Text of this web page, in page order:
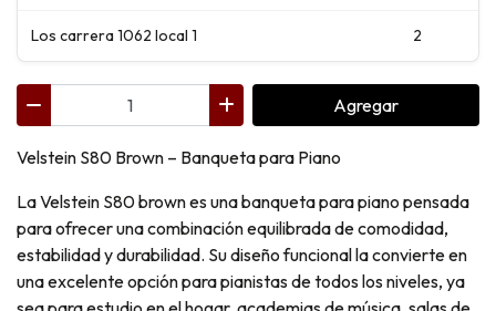
Los carrera 1062 local 1 2
Agregar
Velstein S80 Brown – Banqueta para Piano
La Velstein S80 brown es una banqueta para piano pensada
para ofrecer una combinación equilibrada de comodidad,
estabilidad y durabilidad. Su diseño funcional la convierte en
una excelente opción para pianistas de todos los niveles, ya